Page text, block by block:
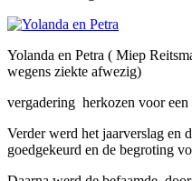
Yolanda en Petra ( Miep
wegens ziekte afwezig)
vergadering herkozen voor
Verder werd het jaarverslag en
goedgekeurd en de begroting